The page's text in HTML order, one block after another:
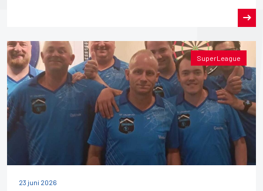
SuperLeague
23 juni 2026